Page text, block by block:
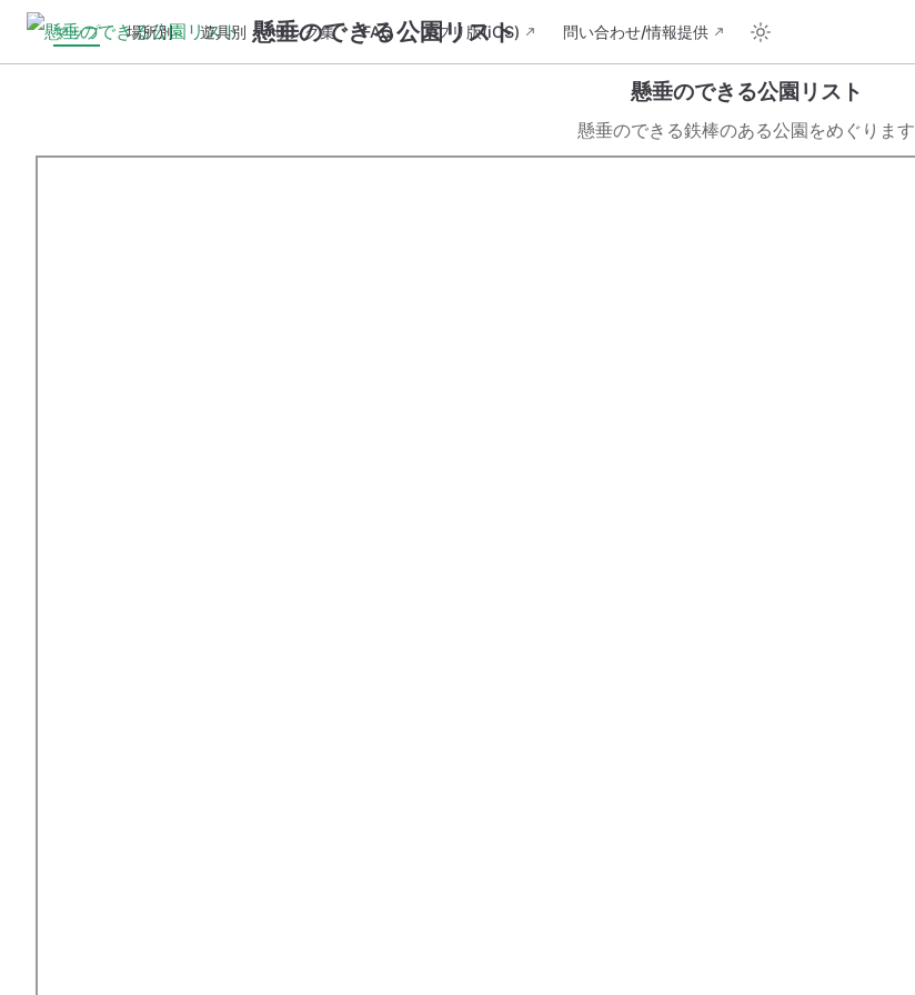
懸垂のできる公園リスト
マップ 場所別 遊具別 リンク集 FAQ アプリ版(iOS) 問い合わせ/情報提供
懸垂のできる公園リスト
懸垂のできる鉄棒のある公園をめぐります